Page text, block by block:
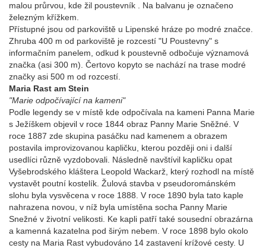
malou průrvou, kde žil poustevník . Na balvanu je označeno
železným křížkem.
Přístupné jsou od parkoviště u Lipenské hráze po modré značce.
Zhruba 400 m od parkoviště je rozcestí "U Poustevny" s
informačním panelem, odkud k poustevně odbočuje významová
značka (asi 300 m). Čertovo kopyto se nachází na trase modré
značky asi 500 m od rozcestí.
Maria Rast am Stein
"Marie odpočívající na kameni"
Podle legendy se v místě kde odpočívala na kameni Panna Marie
s Ježíškem objevil v roce 1844 obraz Panny Marie Sněžné. V
roce 1887 zde skupina pasáčku nad kamenem a obrazem
postavila improvizovanou kapličku, kterou později oni i další
usedlíci různě vyzdobovali. Následně navštívil kapličku opat
Vyšebrodského kláštera Leopold Wackarž, který rozhodl na místě
vystavět poutní kostelík. Žulová stavba v pseudorománském
slohu byla vysvěcena v roce 1888. V roce 1890 byla tato kaple
nahrazena novou, v níž byla umístěna socha Panny Marie
Snežné v životní velikosti. Ke kapli patří také sousední obrazárna
a kamenná kazatelna pod širým nebem. V roce 1898 bylo okolo
cesty na Maria Rast vybudováno 14 zastavení krížové cesty. U